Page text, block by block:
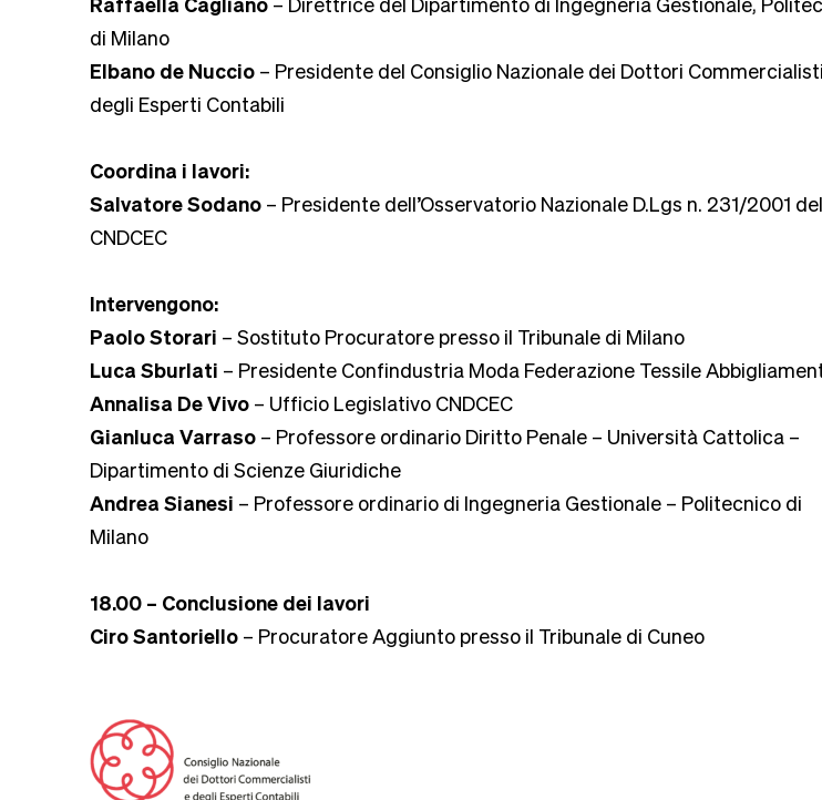
di Milano
Elbano de Nuccio – Presidente del Consiglio Nazionale dei Dottori
degli Esperti Contabili
Coordina i lavori:
Salvatore Sodano – Presidente dell’Osservatorio Nazionale D.Lgs n. 231/2001 del
CNDCEC
Intervengono:
Paolo Storari – Sostituto Procuratore presso il Tribunale di Milano
Luca Sburlati – Presidente Confindustria Moda Federazione Tessile
Annalisa De Vivo – Ufficio Legislativo CNDCEC
Gianluca Varraso – Professore ordinario Diritto Penale – Università Cattolica –
Dipartimento di Scienze Giuridiche
Andrea Sianesi – Professore ordinario di Ingegneria Gestionale – Politecnico di
Milano
18.00 – Conclusione dei lavori
Ciro Santoriello – Procuratore Aggiunto presso il Tribunale di Cuneo